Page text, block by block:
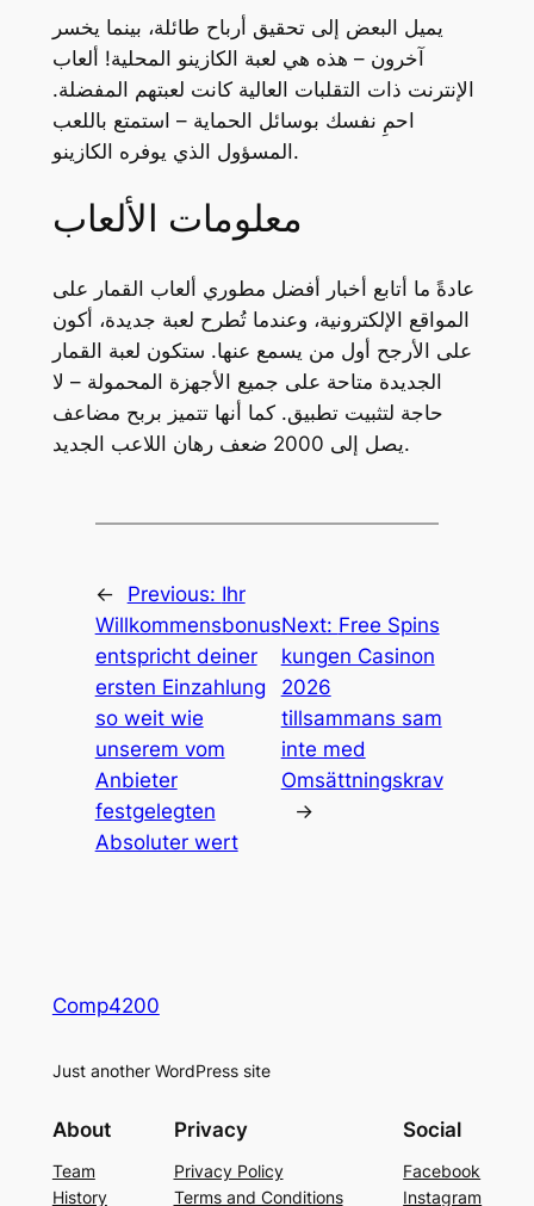
يميل البعض إلى تحقيق أرباح طائلة، بينما يخسر
آخرون – هذه هي لعبة الكازينو المحلية! ألعاب
الإنترنت ذات التقلبات العالية كانت لعبتهم المفضلة.
احمِ نفسك بوسائل الحماية – استمتع باللعب
المسؤول الذي يوفره الكازينو.
معلومات الألعاب
عادةً ما أتابع أخبار أفضل مطوري ألعاب القمار على
المواقع الإلكترونية، وعندما تُطرح لعبة جديدة، أكون
على الأرجح أول من يسمع عنها. ستكون لعبة القمار
الجديدة متاحة على جميع الأجهزة المحمولة – لا
حاجة لتثبيت تطبيق. كما أنها تتميز بربح مضاعف
يصل إلى 2000 ضعف رهان اللاعب الجديد.
← Previous: Ihr
Willkommensbonus
entspricht deiner
ersten Einzahlung
so weit wie
unserem vom
Anbieter
festgelegten
Absoluter wert
Next: Free Spins
kungen Casinon
2026
tillsammans sam
inte med
Omsättningskrav
→
Comp4200
Just another WordPress site
About
Team
History
Privacy
Privacy Policy
Terms and Conditions
Social
Facebook
Instagram